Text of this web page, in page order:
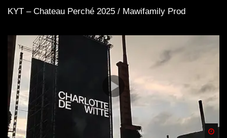
KYT – Chateau Perché 2025 / Mawifamily Prod